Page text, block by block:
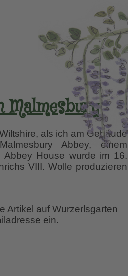
Malmesbury
als ich am Gebäude
Abbey, einem
Abbey House wurde im 16.
VIII. Wolle produzieren
Artikel auf Wurzerlsgarten
ein.